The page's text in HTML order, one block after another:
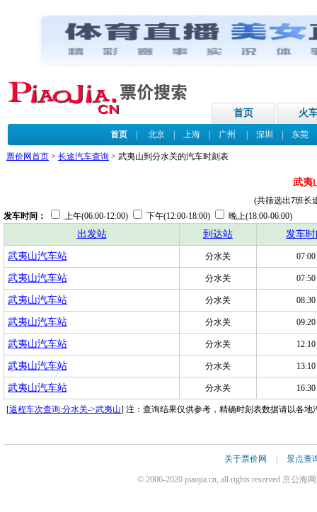
首页 火
首页| 北京| 上海| 广州 深圳 东莞
票价网首页 > 长途汽车查询 > 武夷山到分水关的汽车时刻表
武夷
(共筛选出7班长
发车时间：
上午(06:00-12:00) 下午(12:00-18:00) 晚上(18:00-06:00)
出发站 到达站 发车
武夷山汽车站 分水关 07:00
武夷山汽车站 分水关 07:50
武夷山汽车站 分水关 08:30
武夷山汽车站 分水关 09:20
武夷山汽车站 分水关 12:10
武夷山汽车站 分水关 13:10
武夷山汽车站 分水关 16:30
[返程车次查询:分水关->武夷山] 注：查询结果仅供参考，精确时刻表数据请以各地
关于票价网 | 景点查
© 2006-2020 piaojia.cn, all rights reserved 京公海